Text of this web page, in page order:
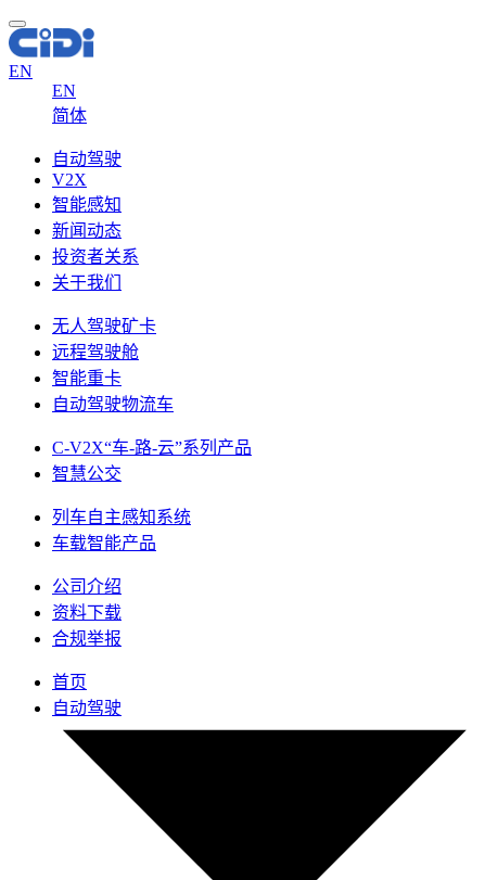
EN
EN
简体
自动驾驶
V2X
智能感知
新闻动态
投资者关系
关于我们
无人驾驶矿卡
远程驾驶舱
智能重卡
自动驾驶物流车
C-V2X“车-路-云”系列产品
智慧公交
列车自主感知系统
车载智能产品
公司介绍
资料下载
合规举报
首页
自动驾驶